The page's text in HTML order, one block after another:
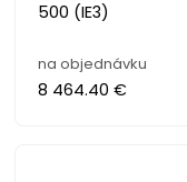
500 (IE3)
na objednávku
8 464.40 €